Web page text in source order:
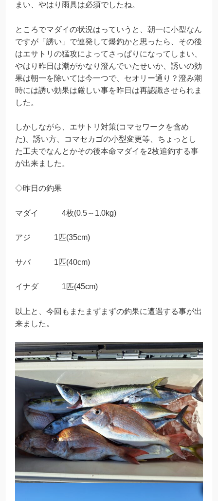
まい、やはり雨具は必須でしたね。
ところでマダイの状況はっていうと、朝一に小型なん
ですが「誘い」で連発して爆釣かと思ったら、その後
はエサトリの猛攻によってさっぱりになってしまい、
やはり昨日は潮がかなり澄んでいたせいか、誘いの効
果は朝一を除いては今一つで、セオリー通り？澄み潮
時には誘い効果は厳しい事を昨日は再認識させられま
した。
しかしながら、エサトリ対策(コマセワークを含め
た)、誘い方、コマセカゴの小型変更等、ちょっとし
た工夫でなんとかその後本命マダイを2枚追釣する事
が出来ました。
◇昨日の釣果
マダイ 4枚(0.5～1.0kg)
アジ 1匹(35cm)
サバ 1匹(40cm)
イナダ 1匹(45cm)
以上と、今回もまたまずまずの釣果に遭遇する事が出
来ました。